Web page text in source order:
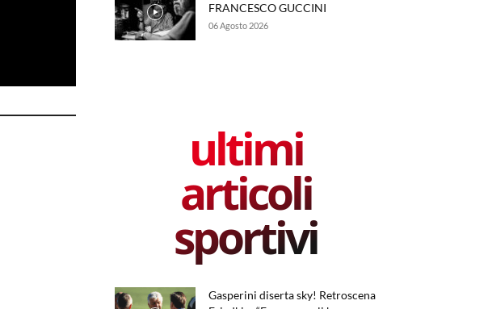
FRANCESCO GUCCINI
06 Agosto 2026
ultimi
articoli
sportivi
Gasperini diserta sky! Retroscena